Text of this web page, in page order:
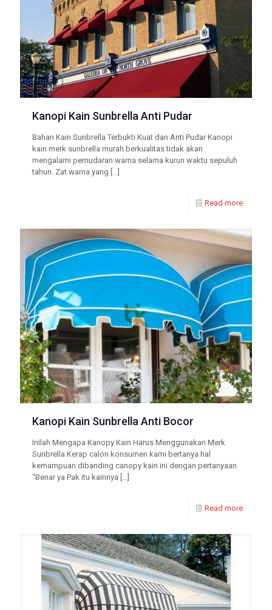
Kanopi Kain Sunbrella Anti Pudar
Bahan Kain Sunbrella Terbukti Kuat dan Anti Pudar Kanopi
kain merk sunbrella murah berkualitas tidak akan
mengalami pemudaran warna selama kurun waktu sepuluh
tahun. Zat warna yang […]
Read more
Kanopi Kain Sunbrella Anti Bocor
Inilah Mengapa Kanopy Kain Harus Menggunakan Merk
Sunbrella Kerap calon konsumen kami bertanya hal
kemampuan dibanding canopy kain ini dengan pertanyaan
“Benar ya Pak itu kainnya
Read more